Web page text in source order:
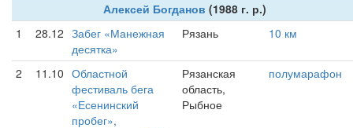
Алексей Богданов (1988 г. р.)
1
28.12 Забег «Манежная
десятка»
Рязань 10 км
2 11.10 Областной
фестиваль бега
«Есенинский
пробег»,
Рязанская
область,
Рыбное
полумарафон